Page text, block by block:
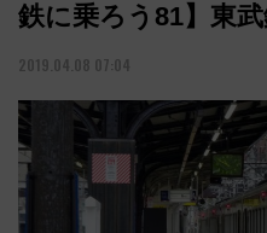
鉄に乗ろう81】東
2019.04.08 07:04